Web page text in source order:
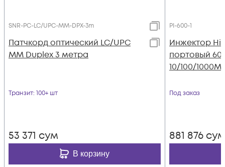
SNR-PC-LC/UPC-MM-DPX-3m
Патчкорд оптический LC/UPC
MM Duplex 3 метра
Транзит: 100+ шт
53 371 сум
В корзину
PI-600-1
Инжектор
портовый
10/100/
Под заказ
881 876 сум